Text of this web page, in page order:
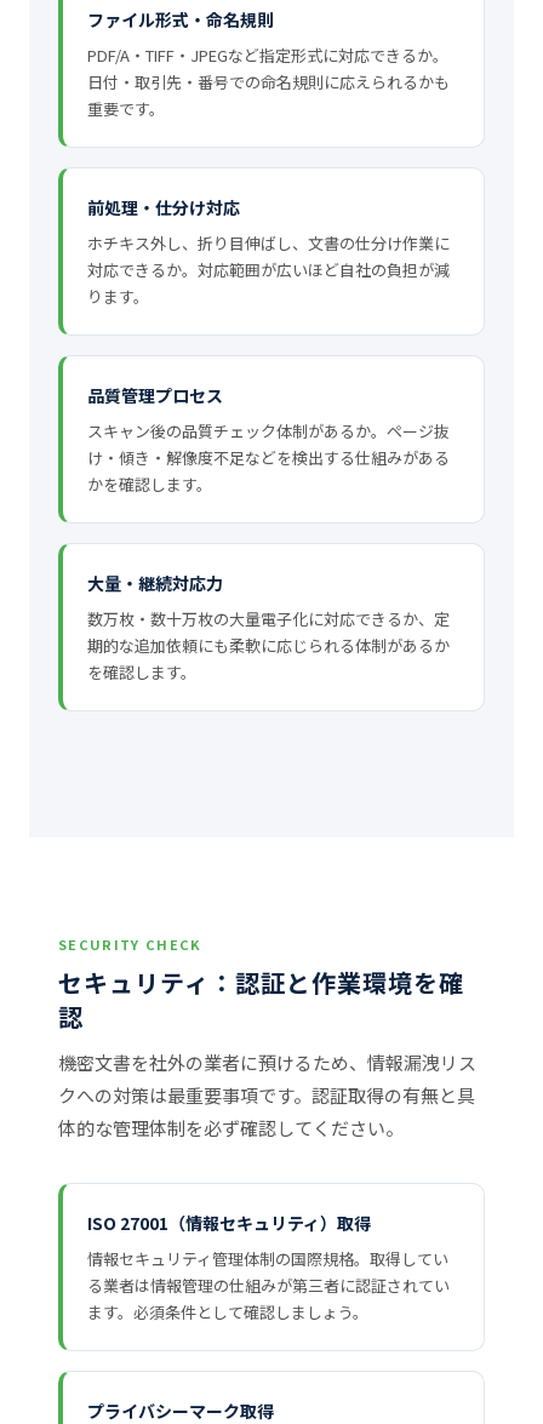
ファイル形式・命名規則
PDF/A・TIFF・JPEGなど指定形式に対応できるか。
日付・取引先・番号での命名規則に応えられるかも
重要です。
前処理・仕分け対応
ホチキス外し、折り目伸ばし、文書の仕分け作業に
対応できるか。対応範囲が広いほど自社の負担が減
ります。
品質管理プロセス
スキャン後の品質チェック体制があるか。ページ抜
け・傾き・解像度不足などを検出する仕組みがある
かを確認します。
大量・継続対応力
数万枚・数十万枚の大量電子化に対応できるか、定
期的な追加依頼にも柔軟に応じられる体制があるか
を確認します。
SECURITY CHECK
セキュリティ：認証と作業環境を確
認
機密文書を社外の業者に預けるため、情報漏洩リス
クへの対策は最重要事項です。認証取得の有無と具
体的な管理体制を必ず確認してください。
ISO 27001（情報セキュリティ）取得
情報セキュリティ管理体制の国際規格。取得してい
る業者は情報管理の仕組みが第三者に認証されてい
ます。必須条件として確認しましょう。
プライバシーマーク取得